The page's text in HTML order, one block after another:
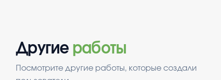
Другие работы
Посмотрите другие работы, которые создали